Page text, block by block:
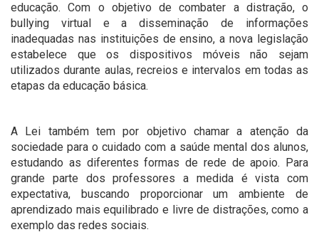
educação. Com o objetivo de combater a distração, o
bullying virtual e a disseminação de informações
inadequadas nas instituições de ensino, a nova legislação
estabelece que os dispositivos móveis não sejam
utilizados durante aulas, recreios e intervalos em todas as
etapas da educação básica.
A Lei também tem por objetivo chamar a atenção da
sociedade para o cuidado com a saúde mental dos alunos,
estudando as diferentes formas de rede de apoio. Para
grande parte dos professores a medida é vista com
expectativa, buscando proporcionar um ambiente de
aprendizado mais equilibrado e livre de distrações, como a
exemplo das redes sociais.